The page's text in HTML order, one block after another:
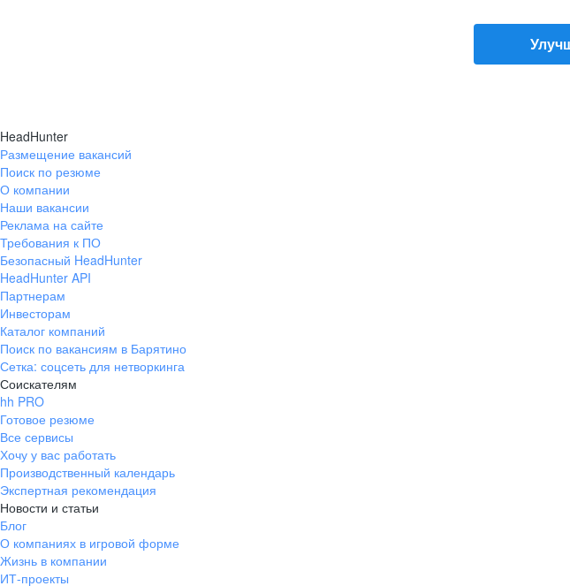
HeadHunter
Размещение вакансий
Поиск по резюме
О компании
Наши вакансии
Реклама на сайте
Требования к ПО
Безопасный HeadHunter
HeadHunter API
Партнерам
Инвесторам
Каталог компаний
Поиск по вакансиям в Барятино
Сетка: соцсеть для нетворкинга
Соискателям
hh PRO
Готовое резюме
Все сервисы
Хочу у вас работать
Производственный календарь
Экспертная рекомендация
Новости и статьи
Блог
О компаниях в игровой форме
Жизнь в компании
ИТ-проекты